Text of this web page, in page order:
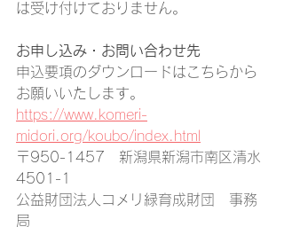
は受け付けておりません。
お申し込み・お問い合わせ先
申込要項のダウンロードはこちらから
お願いいたします。
https://www.komeri-
midori.org/koubo/index.html
〒950-1457　新潟県新潟市南区清水
4501-1
公益財団法人コメリ緑育成財団　事務
局